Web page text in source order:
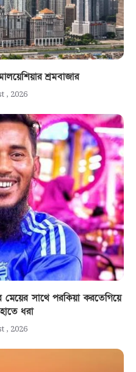
শ্রমবাজার
, 2026
মেয়ের সাথে পরকিয়া করতেগিয়ে
ধরা
, 2026